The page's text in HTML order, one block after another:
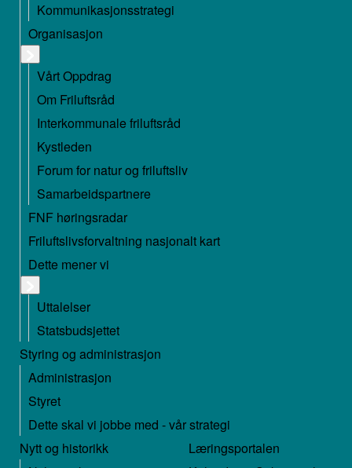
Kommunikasjonsstrategi
Organisasjon
Vårt Oppdrag
Om Friluftsråd
Interkommunale friluftsråd
Kystleden
Forum for natur og friluftsliv
Samarbeidspartnere
FNF høringsradar
Friluftslivsforvaltning nasjonalt kart
Dette mener vi
Uttalelser
Statsbudsjettet
Styring og administrasjon
Administrasjon
Styret
Dette skal vi jobbe med - vår strategi
Nytt og historikk
Læringsportalen